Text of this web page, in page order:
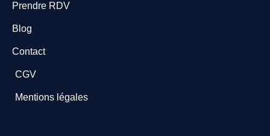
Prendre RDV
Blog
Contact
CGV
Mentions légales